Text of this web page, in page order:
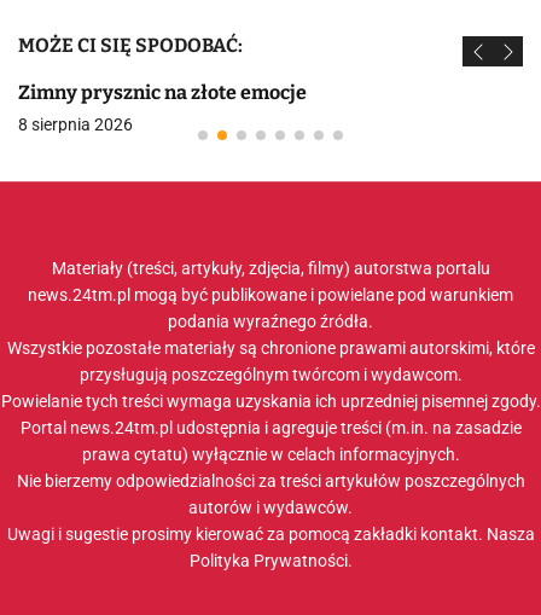
MOŻE CI SIĘ SPODOBAĆ:
Zimny prysznic na złote emocje
8 sierpnia 2026
Materiały (treści, artykuły, zdjęcia, filmy) autorstwa portalu
news.24tm.pl mogą być publikowane i powielane pod warunkiem
podania wyraźnego źródła.
Wszystkie pozostałe materiały są chronione prawami autorskimi, które
przysługują poszczególnym twórcom i wydawcom.
Powielanie tych treści wymaga uzyskania ich uprzedniej pisemnej zgody.
Portal news.24tm.pl udostępnia i agreguje treści (m.in. na zasadzie
prawa cytatu) wyłącznie w celach informacyjnych.
Nie bierzemy odpowiedzialności za treści artykułów poszczególnych
autorów i wydawców.
Uwagi i sugestie prosimy kierować za pomocą zakładki kontakt. Nasza
Polityka Prywatności.